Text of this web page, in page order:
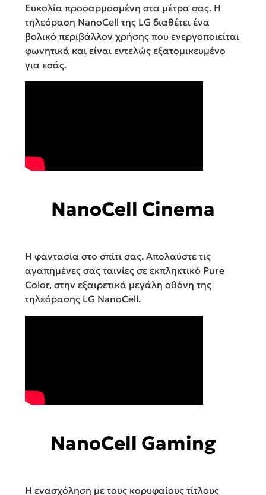
Ευκολία προσαρμοσμένη στα μέτρα σας. Η
τηλεόραση NanoCell της LG διαθέτει ένα
βολικό περιβάλλον χρήσης που ενεργοποιείται
φωνητικά και είναι εντελώς εξατομικευμένο
για εσάς.
NanoCell Cinema
Η φαντασία στο σπίτι σας. Απολαύστε τις
αγαπημένες σας ταινίες σε εκπληκτικό Pure
Color, στην εξαιρετικά μεγάλη οθόνη της
τηλεόρασης LG NanoCell.
NanoCell Gaming
Η ενασχόληση με τους κορυφαίους τίτλους